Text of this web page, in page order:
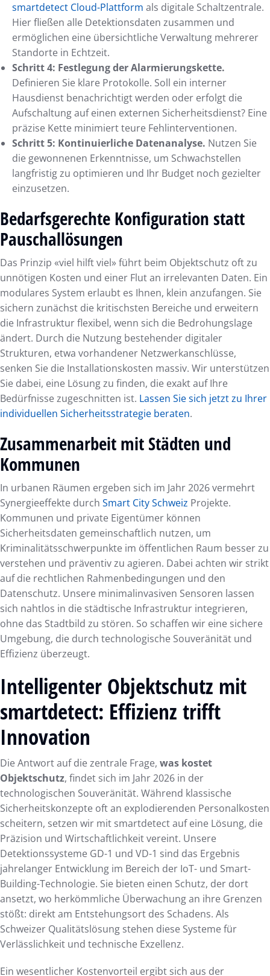
smartdetect Cloud-Plattform als digitale Schaltzentrale.
Hier fließen alle Detektionsdaten zusammen und
ermöglichen eine übersichtliche Verwaltung mehrerer
Standorte in Echtzeit.
Schritt 4: Festlegung der Alarmierungskette.
Definieren Sie klare Protokolle. Soll ein interner
Hausdienst benachrichtigt werden oder erfolgt die
Aufschaltung auf einen externen Sicherheitsdienst? Eine
präzise Kette minimiert teure Fehlinterventionen.
Schritt 5: Kontinuierliche Datenanalyse. Nutzen Sie
die gewonnenen Erkenntnisse, um Schwachstellen
langfristig zu optimieren und Ihr Budget noch gezielter
einzusetzen.
Bedarfsgerechte Konfiguration statt
Pauschallösungen
Das Prinzip «viel hilft viel» führt beim Objektschutz oft zu
unnötigen Kosten und einer Flut an irrelevanten Daten. Ein
modulares System erlaubt es Ihnen, klein anzufangen. Sie
sichern zunächst die kritischsten Bereiche und erweitern
die Infrastruktur flexibel, wenn sich die Bedrohungslage
ändert. Durch die Nutzung bestehender digitaler
Strukturen, etwa vorhandener Netzwerkanschlüsse,
senken Sie die Installationskosten massiv. Wir unterstützen
Sie dabei, eine Lösung zu finden, die exakt auf Ihre
Bedürfnisse zugeschnitten ist. Lassen Sie sich jetzt zu Ihrer
individuellen Sicherheitsstrategie beraten.
Zusammenarbeit mit Städten und
Kommunen
In urbanen Räumen ergeben sich im Jahr 2026 vermehrt
Synergieeffekte durch Smart City Schweiz Projekte.
Kommunen und private Eigentümer können
Sicherheitsdaten gemeinschaftlich nutzen, um
Kriminalitätsschwerpunkte im öffentlichen Raum besser zu
verstehen und präventiv zu agieren. Dabei achten wir strikt
auf die rechtlichen Rahmenbedingungen und den
Datenschutz. Unsere minimalinvasiven Sensoren lassen
sich nahtlos in die städtische Infrastruktur integrieren,
ohne das Stadtbild zu stören. So schaffen wir eine sichere
Umgebung, die durch technologische Souveränität und
Effizienz überzeugt.
Intelligenter Objektschutz mit
smartdetect: Effizienz trifft
Innovation
Die Antwort auf die zentrale Frage, was kostet
Objektschutz, findet sich im Jahr 2026 in der
technologischen Souveränität. Während klassische
Sicherheitskonzepte oft an explodierenden Personalkosten
scheitern, setzen wir mit smartdetect auf eine Lösung, die
Präzision und Wirtschaftlichkeit vereint. Unsere
Detektionssysteme GD-1 und VD-1 sind das Ergebnis
jahrelanger Entwicklung im Bereich der IoT- und Smart-
Building-Technologie. Sie bieten einen Schutz, der dort
ansetzt, wo herkömmliche Überwachung an ihre Grenzen
stößt: direkt am Entstehungsort des Schadens. Als
Schweizer Qualitätslösung stehen diese Systeme für
Verlässlichkeit und technische Exzellenz.
Ein wesentlicher Kostenvorteil ergibt sich aus der